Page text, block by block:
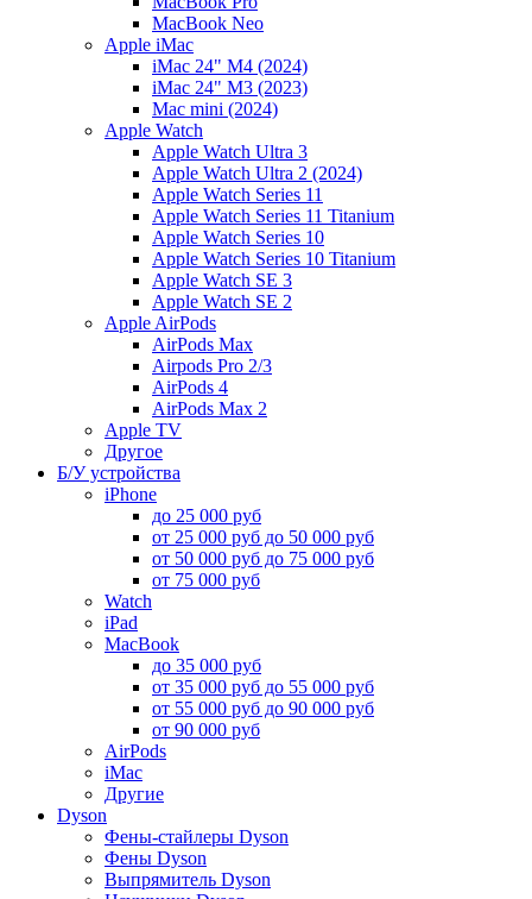
MacBook Neo
Apple iMac
iMac 24" M4 (2024)
iMac 24" M3 (2023)
Mac mini (2024)
Apple Watch
Apple Watch Ultra 3
Apple Watch Ultra 2 (2024)
Apple Watch Series 11
Apple Watch Series 11 Titanium
Apple Watch Series 10
Apple Watch Series 10 Titanium
Apple Watch SE 3
Apple Watch SE 2
Apple AirPods
AirPods Max
Airpods Pro 2/3
AirPods 4
AirPods Max 2
Apple TV
Другое
Б/У устройства
iPhone
до 25 000 руб
от 25 000 руб до 50 000 руб
от 50 000 руб до 75 000 руб
от 75 000 руб
Watch
iPad
MacBook
до 35 000 руб
от 35 000 руб до 55 000 руб
от 55 000 руб до 90 000 руб
от 90 000 руб
AirPods
iMac
Другие
Dyson
Фены-стайлеры Dyson
Фены Dyson
Выпрямитель Dyson